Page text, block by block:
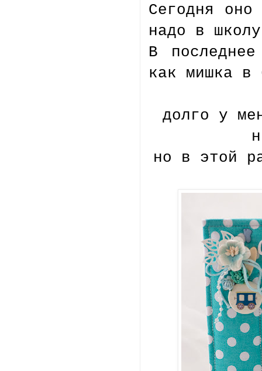
Сегодня
надо в
В
как мишка
долго у
но в этой